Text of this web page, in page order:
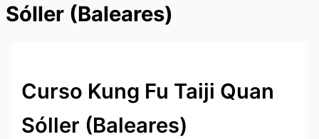
Sóller (Baleares)
Curso Kung Fu Taiji Quan
Sóller (Baleares)